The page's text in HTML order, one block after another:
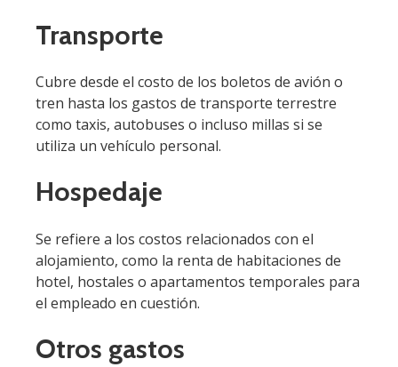
Transporte
Cubre desde el costo de los boletos de avión o
tren hasta los gastos de transporte terrestre
como taxis, autobuses o incluso millas si se
utiliza un vehículo personal.
Hospedaje
Se refiere a los costos relacionados con el
alojamiento, como la renta de habitaciones de
hotel, hostales o apartamentos temporales para
el empleado en cuestión.
Otros gastos